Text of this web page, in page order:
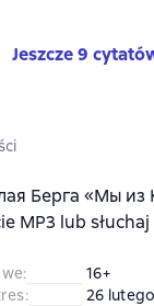
Jeszcze 9
Берга «Мы
MP3 lub
:
16+
:
26